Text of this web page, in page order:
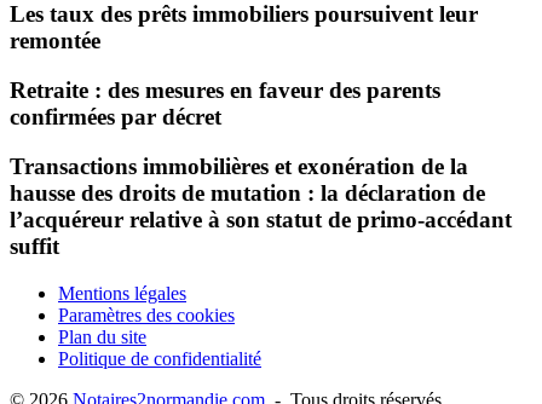
Les taux des prêts immobiliers poursuivent leur
remontée
Retraite : des mesures en faveur des parents
confirmées par décret
Transactions immobilières et exonération de la
hausse des droits de mutation : la déclaration de
l’acquéreur relative à son statut de primo-accédant
suffit
Mentions légales
Paramètres des cookies
Plan du site
Politique de confidentialité
© 2026 Notaires2normandie.com - Tous droits réservés